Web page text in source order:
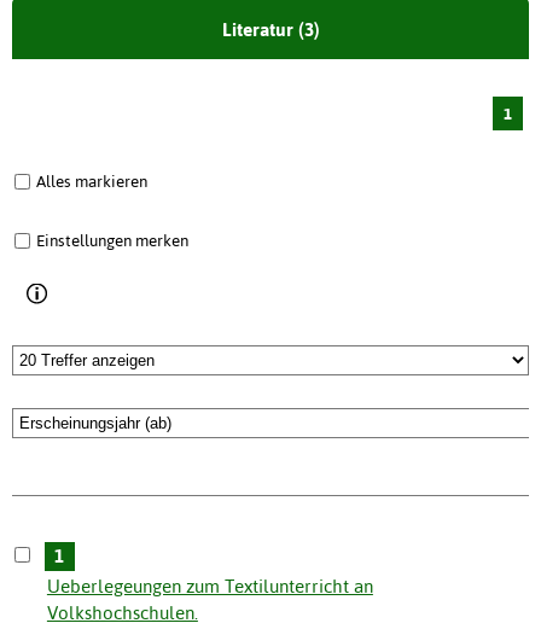
Literatur (3)
1
Alles markieren
Einstellungen merken
1
Ueberlegeungen zum Textilunterricht an
Volkshochschulen.